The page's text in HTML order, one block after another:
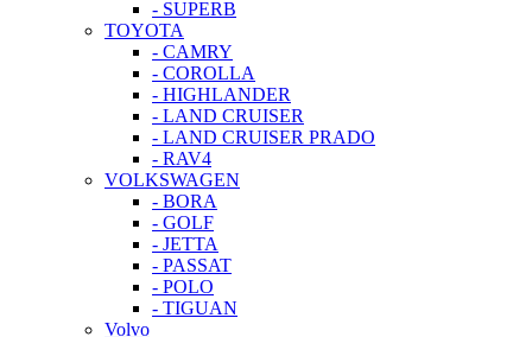
- SUPERB
TOYOTA
- CAMRY
- COROLLA
- HIGHLANDER
- LAND CRUISER
- LAND CRUISER PRADO
- RAV4
VOLKSWAGEN
- BORA
- GOLF
- JETTA
- PASSAT
- POLO
- TIGUAN
Volvo